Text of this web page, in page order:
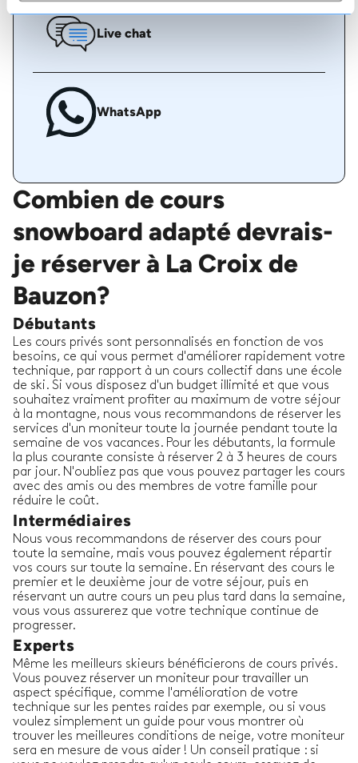
Live chat
WhatsApp
Combien de cours
snowboard adapté devrais-
je réserver à La Croix de
Bauzon?
Débutants
Les cours privés sont personnalisés en fonction de vos
besoins, ce qui vous permet d'améliorer rapidement votre
technique, par rapport à un cours collectif dans une école
de ski. Si vous disposez d'un budget illimité et que vous
souhaitez vraiment profiter au maximum de votre séjour
à la montagne, nous vous recommandons de réserver les
services d'un moniteur toute la journée pendant toute la
semaine de vos vacances. Pour les débutants, la formule
la plus courante consiste à réserver 2 à 3 heures de cours
par jour. N'oubliez pas que vous pouvez partager les cours
avec des amis ou des membres de votre famille pour
réduire le coût.
Intermédiaires
Nous vous recommandons de réserver des cours pour
toute la semaine, mais vous pouvez également répartir
vos cours sur toute la semaine. En réservant des cours le
premier et le deuxième jour de votre séjour, puis en
réservant un autre cours un peu plus tard dans la semaine,
vous vous assurerez que votre technique continue de
progresser.
Experts
Même les meilleurs skieurs bénéficierons de cours privés.
Vous pouvez réserver un moniteur pour travailler un
aspect spécifique, comme l'amélioration de votre
technique sur les pentes raides par exemple, ou si vous
voulez simplement un guide pour vous montrer où
trouver les meilleures conditions de neige, votre moniteur
sera en mesure de vous aider ! Un conseil pratique : si